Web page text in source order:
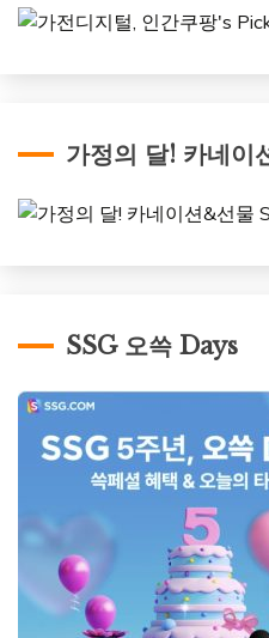
가정의 달! 카네
SSG 오쓱 Days